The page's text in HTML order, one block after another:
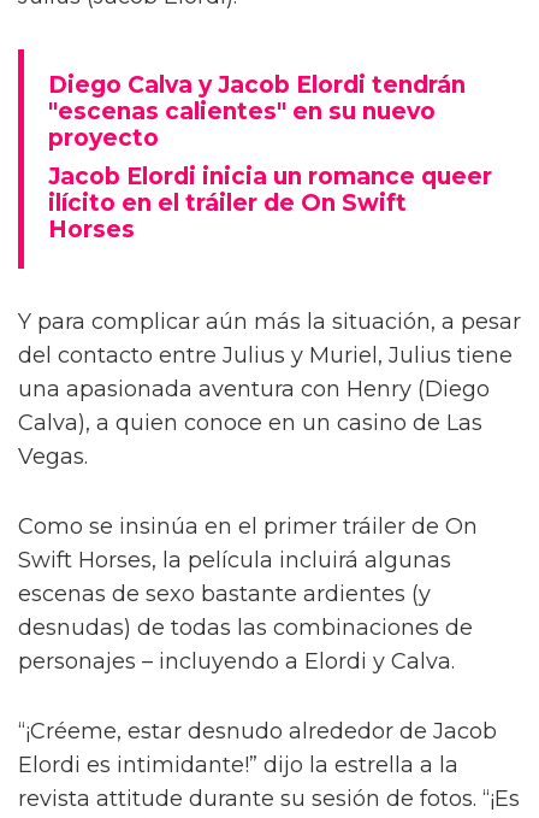
Diego Calva y Jacob Elordi tendrán
"escenas calientes" en su nuevo
proyecto
Jacob Elordi inicia un romance queer
ilícito en el tráiler de On Swift
Horses
Y para complicar aún más la situación, a pesar
del contacto entre Julius y Muriel, Julius tiene
una apasionada aventura con Henry (Diego
Calva), a quien conoce en un casino de Las
Vegas.
Como se insinúa en el primer tráiler de On
Swift Horses, la película incluirá algunas
escenas de sexo bastante ardientes (y
desnudas) de todas las combinaciones de
personajes – incluyendo a Elordi y Calva.
“¡Créeme, estar desnudo alrededor de Jacob
Elordi es intimidante!” dijo la estrella a la
revista attitude durante su sesión de fotos. “¡Es